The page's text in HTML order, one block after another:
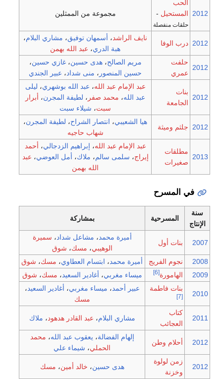
2012
الحب
المستحيل -
حلقات منفصلة
مجموعة من الممثلين
2012 درب الوفا
نايف الراشد، أسمهان توفيق، مشاري البلام،
هبة الدري، عبد الله بهمن
2012
حلفت
عمري
مريم الصالح،هدى حسين،غازي حسين،
حسين المنصور ، منى شداد، عبير الجندي
2012
بنات
الجامعة
عبد الإمام عبد الله، عبد الله بوشهري، ليلى
عبد الله، محمد صفر ، لطيفة المجرن، أبرار
سبت، شيلاء سبت
2012 جلثم وميثة
هيا الشعيبي، انتصار الشراح، لطيفة المجرن،
شهاب حاجيه
2013
مطلقات
صغيرات
عبد الإمام عبد الله، إبراهيم الزدجالي، أحمد
إيراج، سلمى سالم، ملاك، أمل العوضي، عبد
الله بهمن
في المسرح
سنة
الإنتاج
المسرحية بمشاركة
2007 بنات أول
أميرة محمد، مشاعل شداد، سميرة
الوهيبي، مسك، شوق
2008
نجوم الفريج أميرة محمد، ابتسام العطاوي، مسك، شوق
2009
الهامورة[6] ميساء مغربي، أغادير السعيد، مسك، شوق
2010
بنات فاطمة
[7]
عبير أحمد، ميساء مغربي، أغادير السعيد،
مسك
2011
كتاب
العجائب
مشاري البلام، عبد القادر هدهود، ملاك
2012 أحلام وطن
إلهام الفضالة، يعقوب عبد الله، محمد
الحملي، شيماء علي
2012
زمن لولوة
وخزنة
هدى حسين، خالد أمين، مسك